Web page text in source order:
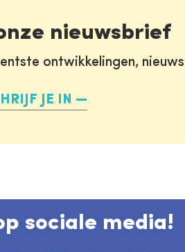
nieuwsbrief
ontwikkelingen,
JE IN
sociale media!